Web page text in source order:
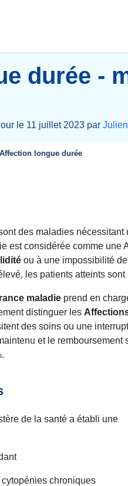
durée -
le 11 juillet 2023 par
Affection longue durée
des maladies nécessitant
est considérée comme une
ou à une impossibilité
les patients atteints sont
maladieprend en
distinguer les
des soins ou une
et le
de la santé a établi une
chroniques